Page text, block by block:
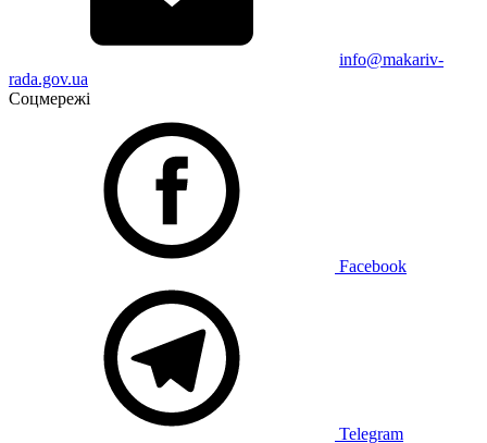
info@makariv-
rada.gov.ua
Соцмережі
Facebook
Telegram